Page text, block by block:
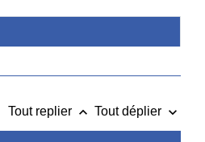
Tout replier keyboard_arrow_up Tout déplier keyboard_arrow_down